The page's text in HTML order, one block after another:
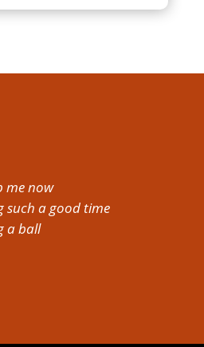
me now
such a good time
a ball